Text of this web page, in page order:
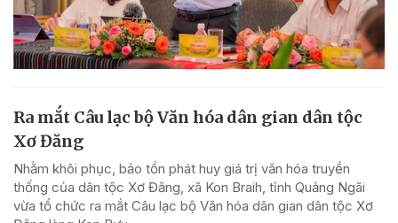
Ra mắt Câu lạc bộ Văn hóa dân gian dân tộc
Xơ Đăng
Nhằm khôi phục, bảo tồn phát huy giá trị văn hóa truyền
thống của dân tộc Xơ Đăng, xã Kon Braih, tỉnh Quảng Ngãi
vừa tổ chức ra mắt Câu lạc bộ Văn hóa dân gian dân tộc Xơ